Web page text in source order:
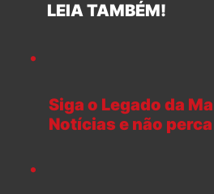
LEIA TAMBÉM!
Siga o Legado da
Notícias e não